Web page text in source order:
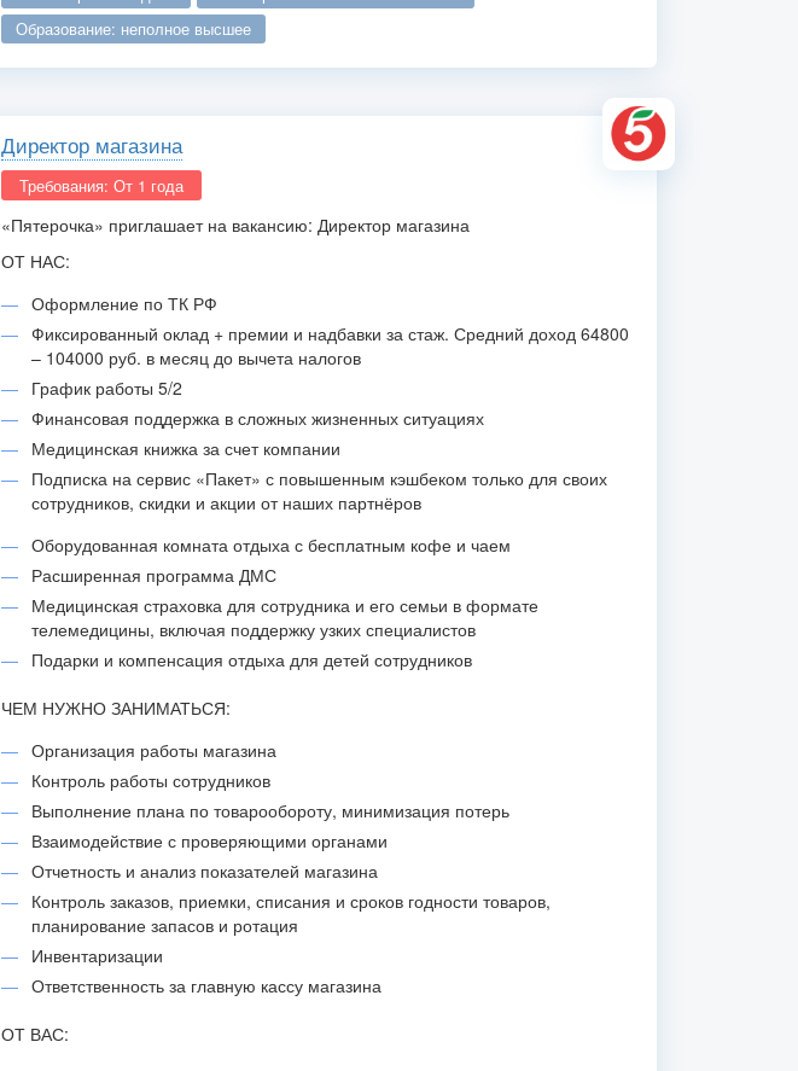
образование: неполное высшее
Директор магазина
Требования: От 1 года
«Пятерочка» приглашает на вакансию: Директор магазина
ОТ НАС:
Оформление по ТК РФ
Фиксированный оклад + премии и надбавки за стаж. Средний доход 64800
– 104000 руб. в месяц до вычета налогов
График работы 5/2
Финансовая поддержка в сложных жизненных ситуациях
Медицинская книжка за счет компании
Подписка на сервис «Пакет» с повышенным кэшбеком только для своих
сотрудников, скидки и акции от наших партнёров
Оборудованная комната отдыха с бесплатным кофе и чаем
Расширенная программа ДМС
Медицинская страховка для сотрудника и его семьи в формате
телемедицины, включая поддержку узких специалистов
Подарки и компенсация отдыха для детей сотрудников
ЧЕМ НУЖНО ЗАНИМАТЬСЯ:
Организация работы магазина
Контроль работы сотрудников
Выполнение плана по товарообороту, минимизация потерь
Взаимодействие с проверяющими органами
Отчетность и анализ показателей магазина
Контроль заказов, приемки, списания и сроков годности товаров,
планирование запасов и ротация
Инвентаризации
Ответственность за главную кассу магазина
ОТ ВАС: